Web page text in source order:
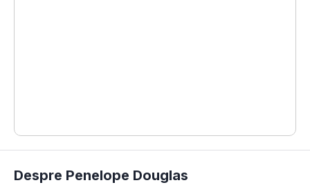
Despre Penelope Douglas